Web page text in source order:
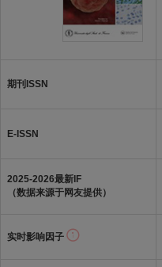
期刊ISSN
E-ISSN
2025-2026最新IF
（数据来源于网友提供）
实时影响因子